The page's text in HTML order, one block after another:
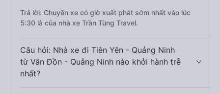
Trả lời: Chuyến xe có giờ xuất phát sớm nhất vào lúc
5:30 là của nhà xe Trần Tùng Travel.
Câu hỏi: Nhà xe đi Tiên Yên - Quảng Ninh
từ Vân Đồn - Quảng Ninh nào khởi hành trễ
nhất?